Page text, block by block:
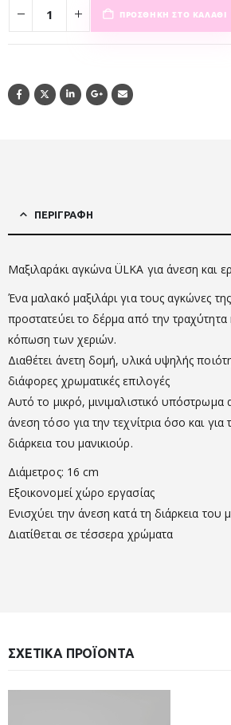
ΠΡΟΣΘΉΚΗ ΣΤΟ ΚΑΛΆΘΙ
ΠΕΡΙΓΡΑΦΉ
Μαξιλαράκι αγκώνα ÜLKA για άνεση και
Ένα μαλακό μαξιλάρι για τους αγκώνες
προστατεύει το δέρμα από την τραχύτητα
κόπωση των χεριών.
Διαθέτει άνετη δομή, υλικά υψηλής
διάφορες χρωματικές επιλογές
Αυτό το μικρό, μινιμαλιστικό υπόστρωμα
άνεση τόσο για την τεχνίτρια όσο και για
διάρκεια του μανικιούρ.
Διάμετρος: 16 cm
Εξοικονομεί χώρο εργασίας
Ενισχύει την άνεση κατά τη διάρκεια του
Διατίθεται σε τέσσερα χρώματα
ΣΧΕΤΙΚΆ ΠΡΟΪΌΝΤΑ